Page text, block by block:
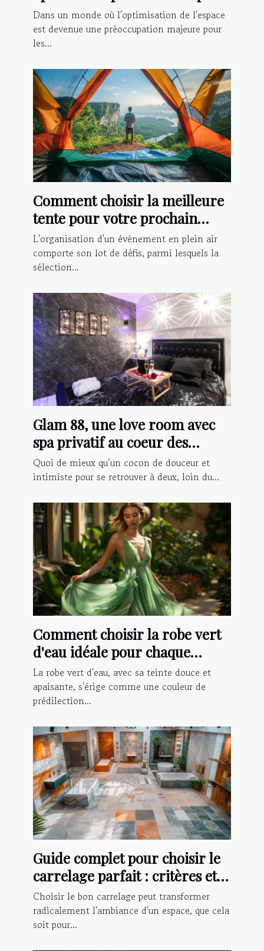
logements
Dans un monde où l'optimisation de l'espace
est devenue une préoccupation majeure pour
les...
Comment choisir la meilleure
tente pour votre prochain
événement extérieur
L'organisation d'un événement en plein air
comporte son lot de défis, parmi lesquels la
sélection...
Glam 88, une love room avec
spa privatif au coeur des
Vosges
Quoi de mieux qu’un cocon de douceur et
intimiste pour se retrouver à deux, loin du...
Comment choisir la robe vert
d'eau idéale pour chaque
occasion ?
La robe vert d'eau, avec sa teinte douce et
apaisante, s'érige comme une couleur de
prédilection...
Guide complet pour choisir le
carrelage parfait : critères et
conseils d'installation
Choisir le bon carrelage peut transformer
radicalement l'ambiance d'un espace, que cela
soit pour...